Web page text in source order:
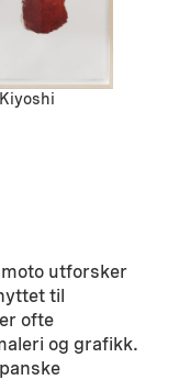
utforsker
til
ofte
og grafikk.